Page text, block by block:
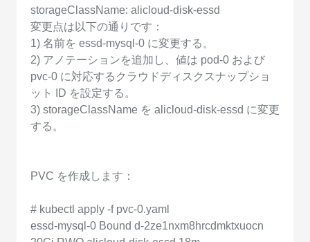
storageClassName: alicloud-disk-essd
変更点は以下の通りです：
1) 名前を essd-mysql-0 に変更する。
2) アノテーションを追加し、値は pod-0 および
pvc-0 に対応するクラウドディスクスナップショ
ット ID を設定する。
3) storageClassName を alicloud-disk-essd に変更
する。
PVC を作成します：
# kubectl apply -f pvc-0.yaml
essd-mysql-0 Bound d-2ze1nxm8hrcdmktxuocn